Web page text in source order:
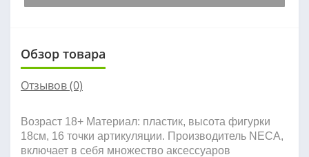
Обзор товара
Отзывов (0)
Возраст 18+ Материал: пластик, высота фигурки
18см, 16 точки артикуляции. Производитель NECA,
включает в себя множество аксессуаров